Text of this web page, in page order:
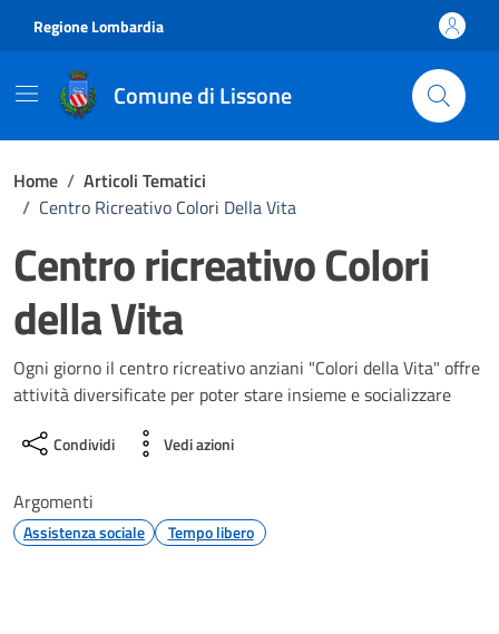
Regione Lombardia
Comune di Lissone
Home / Articoli Tematici
/ Centro Ricreativo Colori Della Vita
Centro ricreativo Colori
della Vita
Ogni giorno il centro ricreativo anziani "Colori della Vita" offre
attività diversificate per poter stare insieme e socializzare
Condividi Vedi azioni
Argomenti
Assistenza sociale Tempo libero